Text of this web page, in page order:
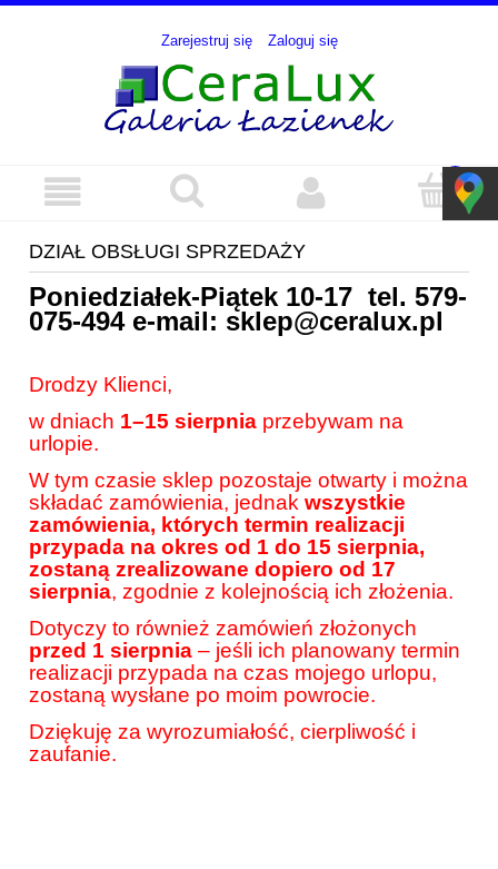
Zarejestruj się Zaloguj się
DZIAŁ OBSŁUGI SPRZEDAŻY
Poniedziałek-Piątek 10-17 tel. 579-
075-494e-mail: sklep@ceralux.pl
Drodzy Klienci,
w dniach 1–15 sierpnia przebywam na
urlopie.
W tym czasie sklep pozostaje otwarty i można
składać zamówienia, jednak wszystkie
zamówienia, których termin realizacji
przypada na okres od 1 do 15 sierpnia,
zostaną zrealizowane dopiero od 17
sierpnia, zgodnie z kolejnością ich złożenia.
Dotyczy to również zamówień złożonych
przed 1 sierpnia – jeśli ich planowany termin
realizacji przypada na czas mojego urlopu,
zostaną wysłane po moim powrocie.
Dziękuję za wyrozumiałość, cierpliwość i
zaufanie.